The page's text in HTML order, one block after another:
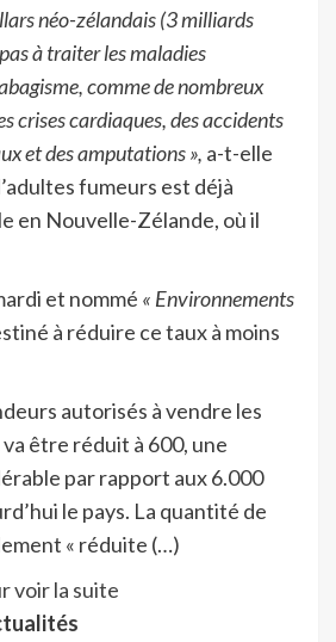
néo-zélandais (3 milliards
à traiter les maladies
comme de nombreux
crises cardiaques, des accidents
et des amputations », a-t-elle
fumeurs est déjà
en Nouvelle-Zélande, où il
et nommé « Environnements
à réduire ce taux à moins
autorisés à vendre les
être réduit à 600, une
par rapport aux 6.000
le pays. La quantité de
« réduite (…)
voir la suite